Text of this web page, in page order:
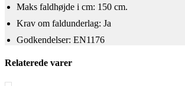
​Maks faldhøjde i cm: 150 cm.
Krav om faldunderlag: Ja
Godkendelser: EN1176
Relaterede varer